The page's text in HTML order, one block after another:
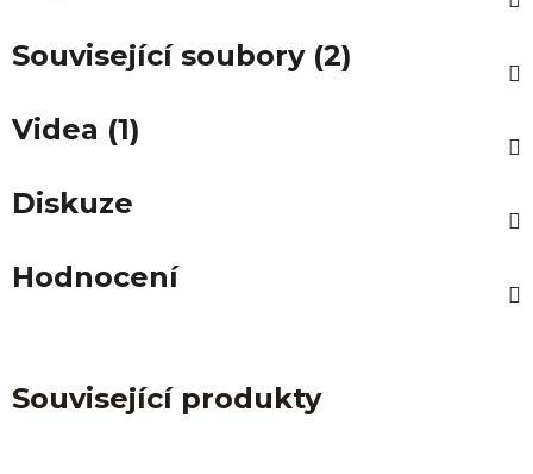
Související soubory (2)
Videa (1)
Diskuze
Hodnocení
Související produkty